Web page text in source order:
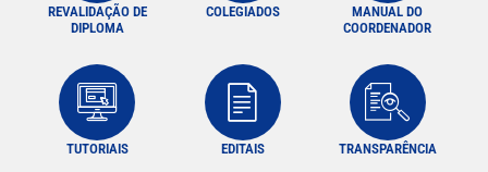
REVALIDAÇÃO DE
DIPLOMA
COLEGIADOS
MANUAL DO
COORDENADOR
TUTORIAIS EDITAIS TRANSPARÊNCIA